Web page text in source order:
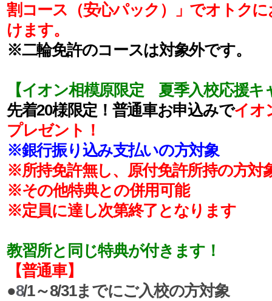
割コース（安心パック）」でオトク
けます。
※二輪免許のコースは対象外です。
【イオン相模原限定 夏季入校応援キ
先着20様限定！普通車お申込みでイオ
プレゼント！
※銀行振り込み支払いの方対象
※所持免許無し、原付免許所持の方対
※その他特典との併用可能
※定員に達し次第終了となります
教習所と同じ特典が付きます！
【普通車】
●8/1～8/31までにご入校の方対象